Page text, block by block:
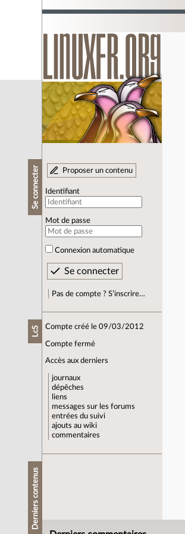
Se connecter Proposer un contenu
Identifiant
Mot de passe
Connexion automatique
Pas de compte ? S’inscrire…
LcS Compte créé le 09/03/2012
Compte fermé
Accès aux derniers
journaux
dépêches
liens
messages sur les forums
entrées du suivi
ajouts au wiki
commentaires
Derniers contenus